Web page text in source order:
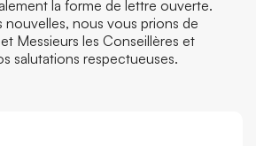
la forme de lettre ouverte.
nouvelles, nous vous prions de
Messieurs les Conseillères et
salutations respectueuses.